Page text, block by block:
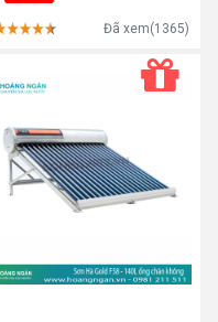
Đã xem(1365)